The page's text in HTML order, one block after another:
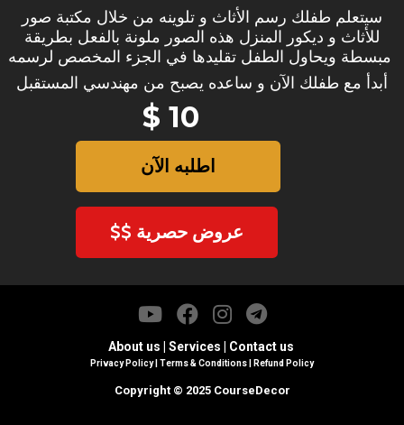
سيتعلم طفلك رسم الأثاث و تلوينه من خلال مكتبة صور
للأثاث و ديكور المنزل هذه الصور ملونة بالفعل بطريقة
أبدأ مع طفلك الآن و ساعده يصبح من مهندسي المستقبل
$ 10
اطلبه الآن
$$ عروض حصرية
About us Services Contact us
Privacy Policy| Terms & Conditions Refund Policy
Copyright © 2025 CourseDecor